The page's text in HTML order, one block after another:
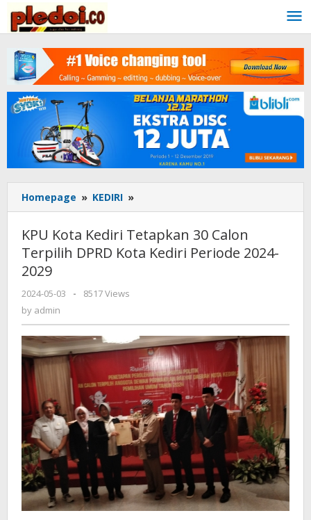
content
Homepage » KEDIRI »
Kota
Tetapkan
30
Kediri
Periode
2024-
2029
KPU Kota Kediri Tetapkan 30 Calon
Terpilih DPRD Kota Kediri Periode 2024-
2029
2024-05-03
by
-
8517 Views
by admin